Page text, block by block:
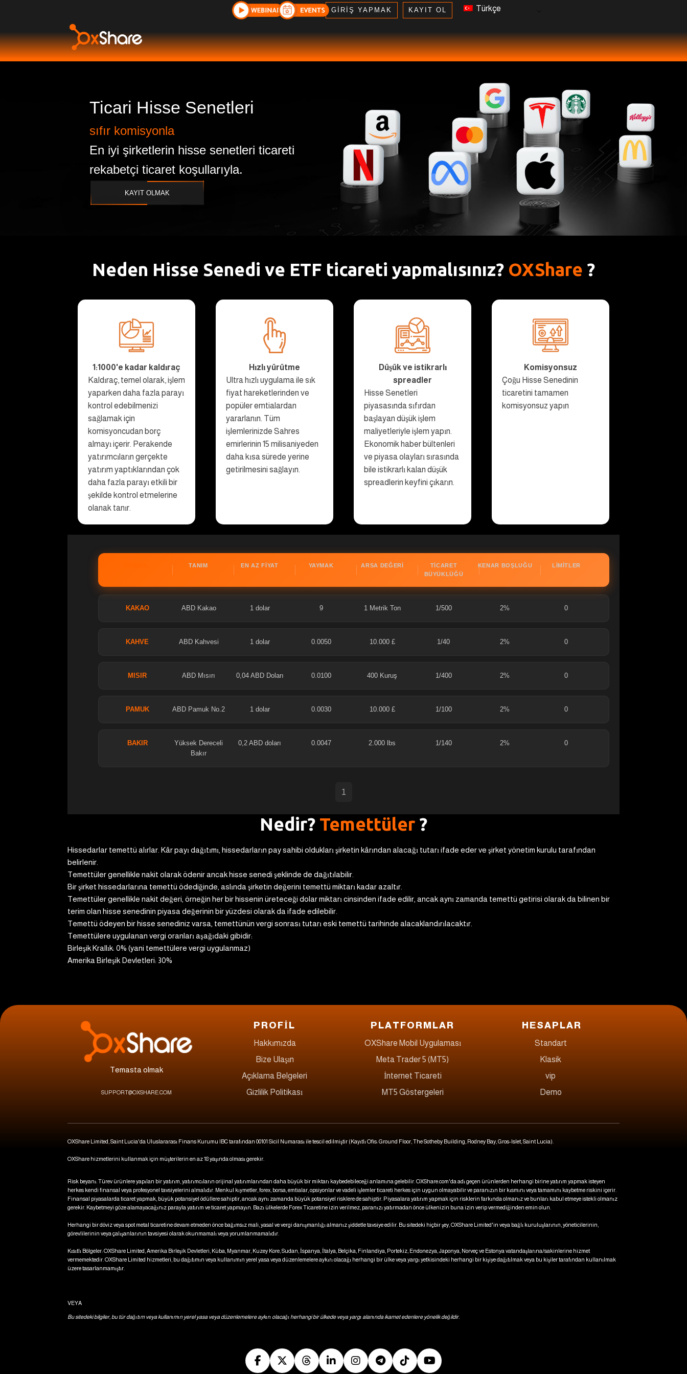
GİRİŞ YAPMAK KAYIT OL Türkçe
Ticari Hisse Senetleri
sıfır komisyonla
En iyi şirketlerin hisse senetleri ticareti
rekabetçi ticaret koşullarıyla.
KAYIT OLMAK
Neden Hisse Senedi ve ETF ticareti yapmalısınız? OXShare ?
1:1000'e kadar kaldıraç
Kaldıraç, temel olarak, işlem
yaparken daha fazla parayı
kontrol edebilmenizi
sağlamak için
komisyoncudan borç
almayı içerir. Perakende
yatırımcıların gerçekte
yatırım yaptıklarından çok
daha fazla parayı etkili bir
şekilde kontrol etmelerine
olanak tanır.
Hızlı yürütme
Ultra hızlı uygulama ile sık
fiyat hareketlerinden ve
popüler emtialardan
yararlanın. Tüm
işlemlerinizde Sahres
emirlerinin 15 milisaniyeden
daha kısa sürede yerine
getirilmesini sağlayın.
Düşük ve istikrarlı
spreadler
Hisse Senetleri
piyasasında sıfırdan
başlayan düşük işlem
maliyetleriyle işlem yapın.
Ekonomik haber bültenleri
ve piyasa olayları sırasında
bile istikrarlı kalan düşük
spreadlerin keyfini çıkarın.
Komisyonsuz
Çoğu Hisse Senedinin
ticaretini tamamen
komisyonsuz yapın
TANIM EN AZ FIYAT YAYMAK ARSA DEĞERI
TICARET
BÜYÜKLÜĞÜ
KENAR BOŞLUĞU LIMITLER
KAKAO ABD Kakao 1 dolar 9 1 Metrik Ton 1/500 2% 0
KAHVE ABD Kahvesi 1 dolar 0.0050 10.000 £ 1/40 2% 0
MISIR ABD Mısırı 0,04 ABD Doları 0.0100 400 Kuruş 1/400 2% 0
PAMUK ABD Pamuk No.2 1 dolar 0.0030 10.000 £ 1/100 2% 0
BAKIR
Yüksek Dereceli
Bakır
0,2 ABD doları 0.0047 2.000 lbs 1/140 2% 0
1
Nedir? Temettüler ?
Hissedarlar temettü alırlar. Kâr payı dağıtımı, hissedarların pay sahibi oldukları şirketin kârından alacağı tutarı ifade eder ve şirket yönetim kurulu tarafından
belirlenir.
Temettüler genellikle nakit olarak ödenir ancak hisse senedi şeklinde de dağıtılabilir.
Bir şirket hissedarlarına temettü ödediğinde, aslında şirketin değerini temettü miktarı kadar azaltır.
Temettüler genellikle nakit değeri, örneğin her bir hissenin üreteceği dolar miktarı cinsinden ifade edilir, ancak aynı zamanda temettü getirisi olarak da bilinen bir
terim olan hisse senedinin piyasa değerinin bir yüzdesi olarak da ifade edilebilir.
Temettü ödeyen bir hisse senediniz varsa, temettünün vergi sonrası tutarı eski temettü tarihinde alacaklandırılacaktır.
Temettülere uygulanan vergi oranları aşağıdaki gibidir:
Birleşik Krallık: 0% (yani temettülere vergi uygulanmaz)
Amerika Birleşik Devletleri: 30%
Temasta olmak
SUPPORT@OXSHARE.COM
PROFİL
Hakkımızda
Bize Ulaşın
Açıklama Belgeleri
Gizlilik Politikası
PLATFORMLAR
OXShare Mobil Uygulaması
Meta Trader 5 (MT5)
İnternet Ticareti
MT5 Göstergeleri
HESAPLAR
Standart
Klasik
vip
Demo
OXShare Limited, Saint Lucia'da Uluslararası Finans Kurumu IBC tarafından 00101 Sicil Numarası ile tescil edilmiştir (Kayıtlı Ofis: Ground Floor, The Sotheby Building, Rodney Bay, Gros-Islet, Saint Lucia).
OXShare hizmetlerini kullanmak için müşterilerin en az 18 yaşında olması gerekir.
Risk beyanı: Türev ürünlere yapılan bir yatırım, yatırımcıların orijinal yatırımlarından daha büyük bir miktarı kaybedebileceği anlamına gelebilir. OXShare.com'da adı geçen ürünlerden herhangi birine yatırım yapmak isteyen
herkes kendi finansal veya profesyonel tavsiyelerini almalıdır. Menkul kıymetler, forex, borsa, emtialar, opsiyonlar ve vadeli işlemler ticareti herkes için uygun olmayabilir ve paranızın bir kısmını veya tamamını kaybetme riskini içerir.
Finansal piyasalarda ticaret yapmak, büyük potansiyel ödüllere sahiptir, ancak aynı zamanda büyük potansiyel risklere de sahiptir. Piyasalara yatırım yapmak için risklerin farkında olmanız ve bunları kabul etmeye istekli olmanız
gerekir. Kaybetmeyi göze alamayacağınız parayla yatırım ve ticaret yapmayın. Bazı ülkelerde Forex Ticaretine izin verilmez, paranızı yatırmadan önce ülkenizin buna izin verip vermediğinden emin olun.
Herhangi bir döviz veya spot metal ticaretine devam etmeden önce bağımsız mali, yasal ve vergi danışmanlığı almanız şiddetle tavsiye edilir. Bu sitedeki hiçbir şey, OXShare Limited'in veya bağlı kuruluşlarının, yöneticilerinin,
görevlilerinin veya çalışanlarının tavsiyesi olarak okunmamalı veya yorumlanmamalıdır.
Kısıtlı Bölgeler: OXShare Limited, Amerika Birleşik Devletleri, Küba, Myanmar, Kuzey Kore, Sudan, İspanya, İtalya, Belçika, Finlandiya, Portekiz, Endonezya, Japonya, Norveç ve Estonya vatandaşlarına/sakinlerine hizmet
vermemektedir. OXShare Limited hizmetleri, bu dağıtımın veya kullanımın yerel yasa veya düzenlemelere aykırı olacağı herhangi bir ülke veya yargı yetkisindeki herhangi bir kişiye dağıtılmak veya bu kişiler tarafından kullanılmak
üzere tasarlanmamıştır.
VEYA
Bu sitedeki bilgiler, bu tür dağıtım veya kullanımın yerel yasa veya düzenlemelere aykırı olacağı herhangi bir ülkede veya yargı alanında ikamet edenlere yönelik değildir.